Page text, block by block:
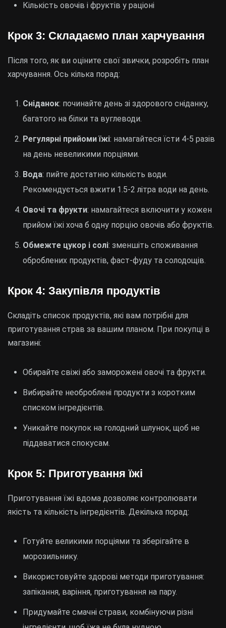
Кількість овочів і фруктів у раціоні
Крок 3: Складаємо план харчування
Після того, як ви оціните свої звички, розробіть план
харчування. Ось кілька порад:
Сніданок: починайте день зі здорового сніданку,
багатого на білки та вуглеводи.
Регулярні прийоми їжі: намагайтеся їсти 4-5 разів
на день невеликими порціями.
Вода: пийте достатню кількість води.
Рекомендується вжити 1.5-2 літра води на день.
Овочі та фрукти: намагайтеся включити у кожен
прийом їжі хоча б одну порцію овочів або фруктів.
Обмежте цукор і солі: зменшіть споживання
оброблених продуктів, фаст-фуду та солодощів.
Крок 4: Закупівля продуктів
Складіть список продуктів, які вам потрібні для
приготування страв за вашим планом. При покупці в
магазині:
Обирайте свіжі або заморожені овочі та фрукти.
Вибирайте необроблені продукти з коротким
списком інгредієнтів.
Уникайте покупок на голодний шлунок, щоб не
піддаватися спокусам.
Крок 5: Приготування їжі
Приготування їжі вдома дозволяє контролювати
якість та кількість інгредієнтів. Декілька порад:
Готуйте великими порціями та зберігайте в
морозильнику.
Використовуйте здорові методи приготування:
запікання, варіння, приготування на пару.
Придумайте смачні страви, комбінуючи різні